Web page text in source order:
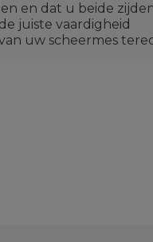
en dat u beide
juiste vaardigheid
uw scheermes